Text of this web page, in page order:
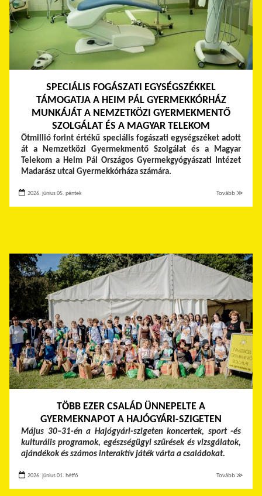
SPECIÁLIS FOGÁSZATI EGYSÉGSZÉKKEL
TÁMOGATJA A HEIM PÁL GYERMEKKÓRHÁZ
MUNKÁJÁT A NEMZETKÖZI GYERMEKMENTŐ
SZOLGÁLAT ÉS A MAGYAR TELEKOM
Ötmillió forint értékű speciális fogászati egységszéket adott
át a Nemzetközi Gyermekmentő Szolgálat és a Magyar
Telekom a Heim Pál Országos Gyermekgyógyászati Intézet
Madarász utcai Gyermekkórháza számára.
2026. június 05. péntek Tovább ≫
TÖBB EZER CSALÁD ÜNNEPELTE A
GYERMEKNAPOT A HAJÓGYÁRI-SZIGETEN
Május 30–31-én a Hajógyári-szigeten koncertek, sport -és
kulturális programok, egészségügyi szűrések és vizsgálatok,
ajándékok és számos interaktív játék várta a családokat.
2026. június 01. hétfő Tovább ≫